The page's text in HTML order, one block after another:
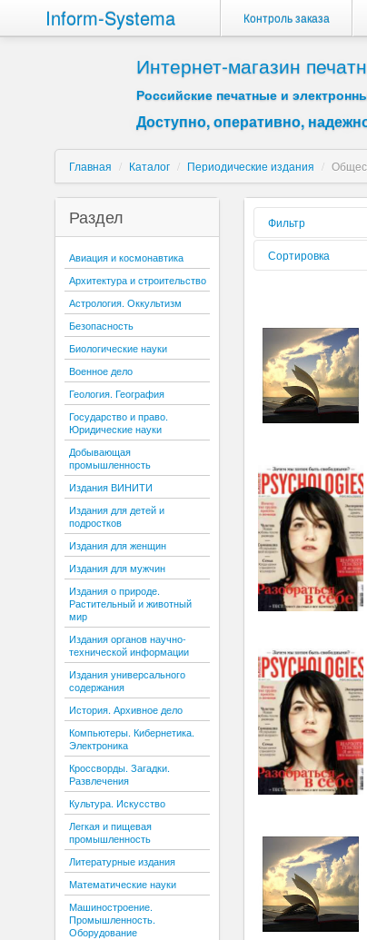
Inform-Systema Контроль заказа
Интернет-магазин
Российские печатные и
Доступно, оперативно,
Главная / Каталог / Периодические издания /
Раздел
Авиация и космонавтика
Архитектура и строительство
Астрология. Оккультизм
Безопасность
Биологические науки
Военное дело
Геология. География
Государство и право.
Юридические науки
Добывающая
промышленность
Издания ВИНИТИ
Издания для детей и
подростков
Издания для женщин
Издания для мужчин
Издания о природе.
Растительный и животный
мир
Издания органов научно-
технической информации
Издания универсального
содержания
История. Архивное дело
Компьютеры. Кибернетика.
Электроника
Кроссворды. Загадки.
Развлечения
Культура. Искусство
Легкая и пищевая
промышленность
Литературные издания
Математические науки
Машиностроение.
Промышленность.
Оборудование
Фильтр
Форма реализации:
Содержиться текст:
Буква:
Сортировка